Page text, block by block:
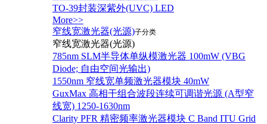
TO-39封装深紫外(UVC) LED
More>>
窄线宽激光器(光源)子分类
窄线宽激光器(光源)
785nm SLM半导体单纵模激光器 100mW (VBG
Diode; 自由空间光输出)
1550nm 窄线宽单频激光器模块 40mW
GuxMax 高相干组合波段连续可调谐光源 (A型窄
线宽) 1250-1630nm
Clarity PFR 精密频率激光器模块 C Band ITU Grid